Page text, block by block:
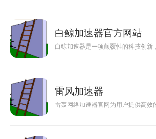
白鲸加速器官方网站
白鲸加速器是一项颠覆性的科技创
雷风加速器
雷轰网络加速器官网为用户提供高